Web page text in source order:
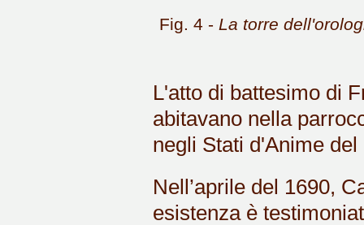
Fig. 4 - La torre
L'atto di battesimo di
abitavano nella
negli Stati d'Anime
Nell’aprile del 1690,
esistenza è